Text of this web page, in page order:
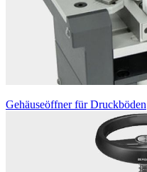
Gehäuseöffner für Druckböden